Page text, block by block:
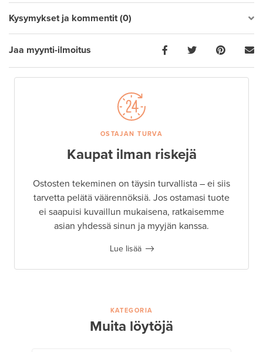
Kysymykset ja kommentit (0)
Jaa myynti-ilmoitus
OSTAJAN TURVA
Kaupat ilman riskejä
Ostosten tekeminen on täysin turvallista – ei siis
tarvetta pelätä väärennöksiä. Jos ostamasi tuote
ei saapuisi kuvaillun mukaisena, ratkaisemme
asian yhdessä sinun ja myyjän kanssa.
Lue lisää
KATEGORIA
Muita löytöjä